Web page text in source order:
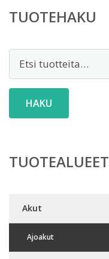
TUOTEHAKU
Etsi:
HAKU
TUOTEALUEET
Akut
Ajoakut